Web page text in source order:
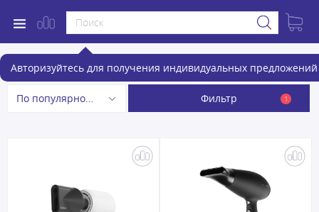
Авторизуйтесь для получения индивидуальных предложений
Фены и фен-щетки
По популярности Фильтр 1